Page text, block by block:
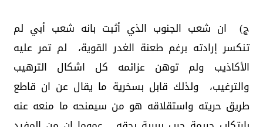
ج) ان شعب الجنوب الذي أثبت بانه شعب أبي لم
تنكسر إرادته برغم طعنة الغدر القوية، لم تمر عليه
الأكاذيب ولم توهن عزائمه كل اشكال الترهيب
والترغيب، ولذلك قابل بسخرية ما يقال عن ان قاطع
طريق حريته واستقلاقه هو من سيمنحه ما منعه عنه